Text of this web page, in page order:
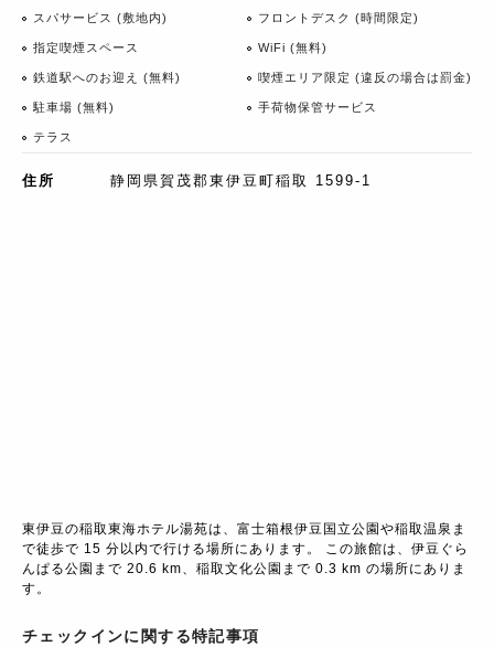
スパサービス (敷地内) フロントデスク (時間限定)
指定喫煙スペース WiFi (無料)
鉄道駅へのお迎え (無料) 喫煙エリア限定 (違反の場合は罰金)
駐車場 (無料) 手荷物保管サービス
テラス
住所 静岡県賀茂郡東伊豆町稲取 1599-1
東伊豆の稲取東海ホテル湯苑は、富士箱根伊豆国立公園や稲取温泉ま
で徒歩で 15 分以内で行ける場所にあります。 この旅館は、伊豆ぐら
んぱる公園まで 20.6 km、稲取文化公園まで 0.3 km の場所にありま
す。
チェックインに関する特記事項